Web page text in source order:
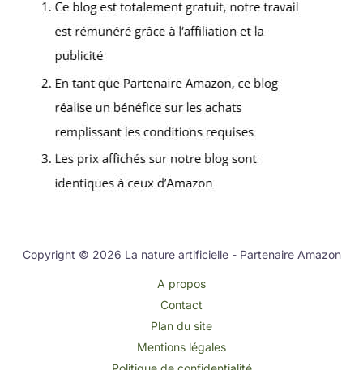
Copyright © 2026 La nature artificielle - Partenaire Amazon
A propos
Contact
Plan du site
Mentions légales